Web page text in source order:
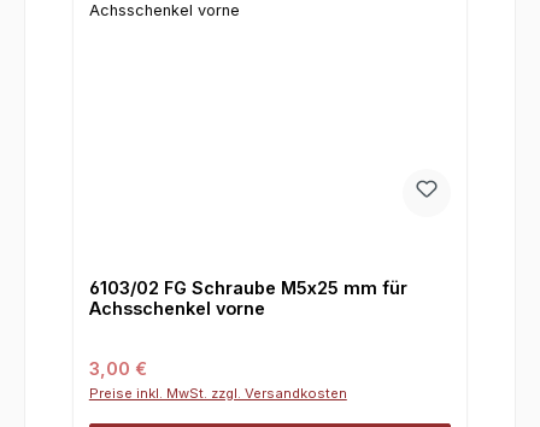
6103/02 FG Schraube M5x25 mm für
Achsschenkel vorne
Regulärer Preis:
3,00 €
Preise inkl. MwSt. zzgl. Versandkosten